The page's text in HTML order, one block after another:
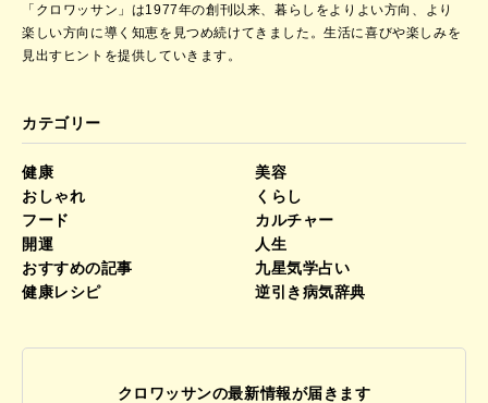
「クロワッサン」は1977年の創刊以来、暮らしをよりよい方向、より
楽しい方向に導く知恵を見つめ続けてきました。生活に喜びや楽しみを
見出すヒントを提供していきます。
カテゴリー
健康
美容
おしゃれ
くらし
フード
カルチャー
開運
人生
おすすめの記事
九星気学占い
健康レシピ
逆引き病気辞典
クロワッサンの最新情報が届きます